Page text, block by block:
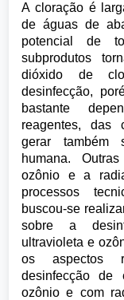
A cloração é
de águas de
potencial de
subprodutos
dióxido de
desinfecção,
bastante
reagentes, das
gerar também
humana.
ozônio e a
processos
buscou-se
sobre a
ultravioleta e
os aspectos
desinfecção de
ozônio e com